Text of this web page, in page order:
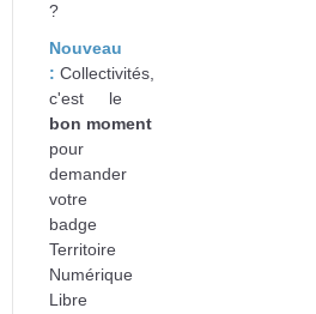
?
Nouveau
: Collectivités,
c'est le
bon moment
pour
demander
votre
badge
Territoire
Numérique
Libre